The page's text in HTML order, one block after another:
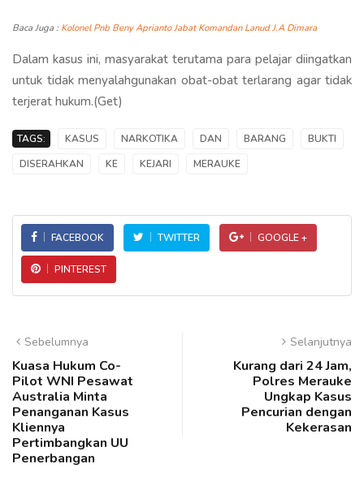
Baca Juga : Kolonel Pnb Beny Aprianto Jabat Komandan Lanud J.A Dimara
Dalam kasus ini, masyarakat terutama para pelajar diingatkan
untuk tidak menyalahgunakan obat-obat terlarang agar tidak
terjerat hukum.(Get)
TAGS: KASUS NARKOTIKA DAN BARANG
BUKTI
DISERAHKAN
KE KEJARI MERAUKE
FACEBOOK TWITTER GOOGLE +
PINTEREST
Sebelumnya
Kuasa Hukum Co-
Pilot WNI Pesawat
Australia Minta
Penanganan Kasus
Kliennya
Pertimbangkan UU
Penerbangan
Selanjutnya
Kurang dari 24 Jam,
Polres Merauke
Ungkap Kasus
Pencurian dengan
Kekerasan